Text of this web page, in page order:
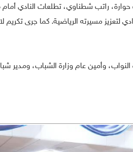
راتب شطناوي، تطلعات النادي أمام
مسيرته الرياضية. كما جرى تكريم
وأمين عام وزارة الشباب، ومدير